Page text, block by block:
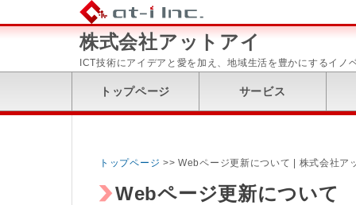
ICT技術にアイデアと愛を加え、地域生活を豊かにするイノ
株式会社アットアイ
トップページ サービス
トップページ >> Webページ更新について | 株式会社ア
Webページ更新について